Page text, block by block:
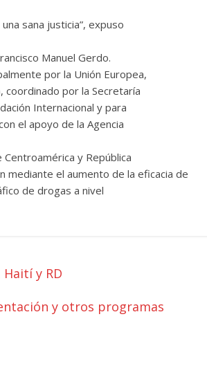
sana justicia”, expuso
Manuel Gerdo.
por la Unión Europea,
coordinado por la Secretaría
Internacional y para
el apoyo de la Agencia
y República
mediante el aumento de la eficacia de
de drogas a nivel
y RD
y otros programas